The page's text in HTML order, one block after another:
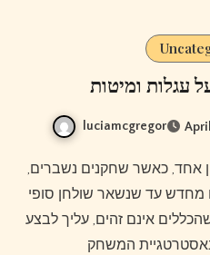
עגלות ומיטות
luciamcgregor
מחדש עד שנשאר שולחן סופי
אינם זהים, עליך לבצע